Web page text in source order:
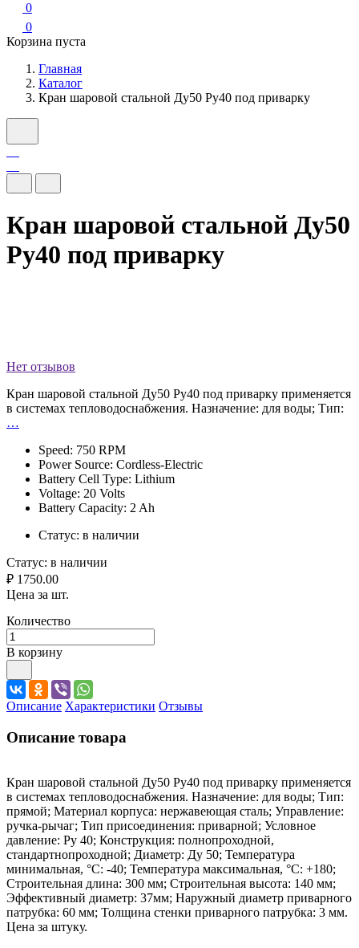
0
0
Корзина пуста
Главная
Каталог
Кран шаровой стальной Ду50 Ру40 под приварку
Кран шаровой стальной Ду50
Ру40 под приварку
Нет отзывов
Кран шаровой стальной Ду50 Ру40 под приварку применяется
в системах тепловодоснабжения. Назначение: для воды; Тип:
…
Speed: 750 RPM
Power Source: Cordless-Electric
Battery Cell Type: Lithium
Voltage: 20 Volts
Battery Capacity: 2 Ah
Статус: в наличии
Статус: в наличии
₽ 1750.00
Цена за шт.
Количество
В корзину
Описание Характеристики Отзывы
Описание товара
Кран шаровой стальной Ду50 Ру40 под приварку применяется
в системах тепловодоснабжения. Назначение: для воды; Тип:
прямой; Материал корпуса: нержавеющая сталь; Управление:
ручка-рычаг; Тип присоединения: приварной; Условное
давление: Ру 40; Конструкция: полнопроходной,
стандартнопроходной; Диаметр: Ду 50; Температура
минимальная, °C: -40; Температура максимальная, °C: +180;
Строительная длина: 300 мм; Строительная высота: 140 мм;
Эффективный диаметр: 37мм; Наружный диаметр приварного
патрубка: 60 мм; Толщина стенки приварного патрубка: 3 мм.
Цена за штуку.